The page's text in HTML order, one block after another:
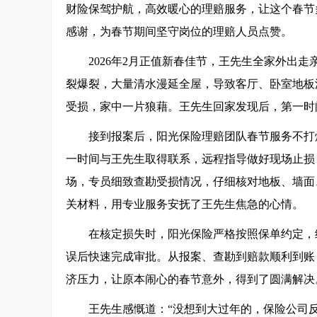
财险保驾护航，高效暖心的理赔服务，让这个春
感谢，为春节期间坚守岗位的理赔人员点赞。
2026年2月正值新春佳节，王先生全家外出
裂爆裂，大量清水漫延全屋，导致客厅、卧室地
受损，家中一片狼藉。王先生回家发现后，第一
接到报案后，阳光保险理赔团队春节服务不
一时间与王先生取得联系，远程指导做好现场止
场，专员细致查勘受损情况，仔细核对地板、墙
关材料，用专业服务安抚了王先生焦急的心情。
在核定损失时，阳光保险严格按照保单约定
误后快速完成审批。从报案、查勘到赔款顺利到
济压力，让原本闹心的春节意外，得到了圆满解决
王先生感慨道：“没想到大过年的，保险公司